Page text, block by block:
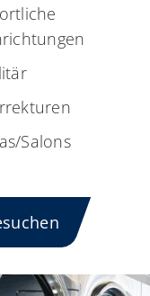
Salons